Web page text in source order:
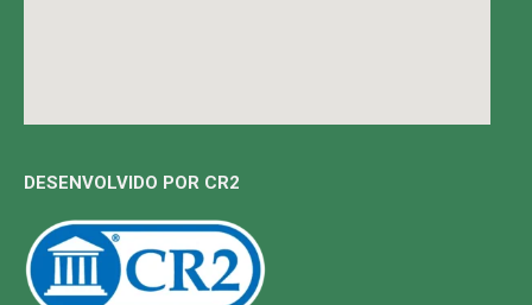
DESENVOLVIDO POR CR2